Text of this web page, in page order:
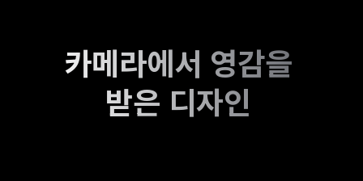
카메라에서 영감을